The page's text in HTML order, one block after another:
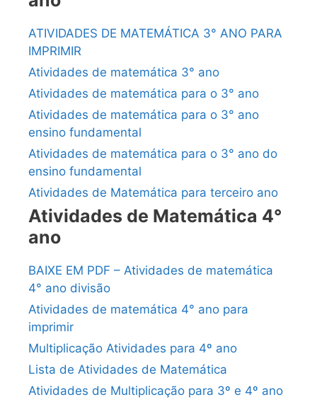
ATIVIDADES DE MATEMÁTICA 3° ANO PARA
IMPRIMIR
Atividades de matemática 3° ano
Atividades de matemática para o 3° ano
Atividades de matemática para o 3° ano
ensino fundamental
Atividades de matemática para o 3° ano do
ensino fundamental
Atividades de Matemática para terceiro ano
Atividades de Matemática 4°
ano
BAIXE EM PDF – Atividades de matemática
4° ano divisão
Atividades de matemática 4° ano para
imprimir
Multiplicação Atividades para 4º ano
Lista de Atividades de Matemática
Atividades de Multiplicação para 3º e 4º ano